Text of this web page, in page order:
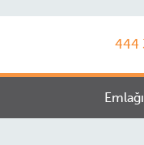
444